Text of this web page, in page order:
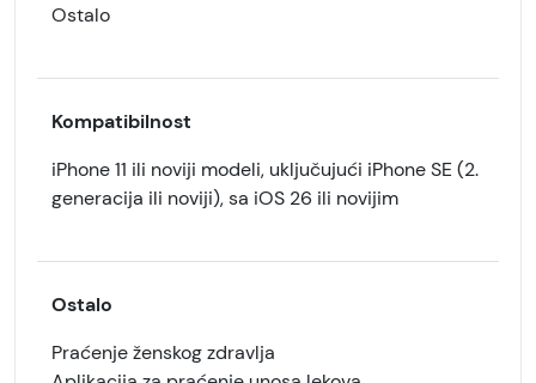
Ostalo
Kompatibilnost
iPhone 11 ili noviji modeli, uključujući iPhone SE (2.
generacija ili noviji), sa iOS 26 ili novijim
Ostalo
Praćenje ženskog zdravlja